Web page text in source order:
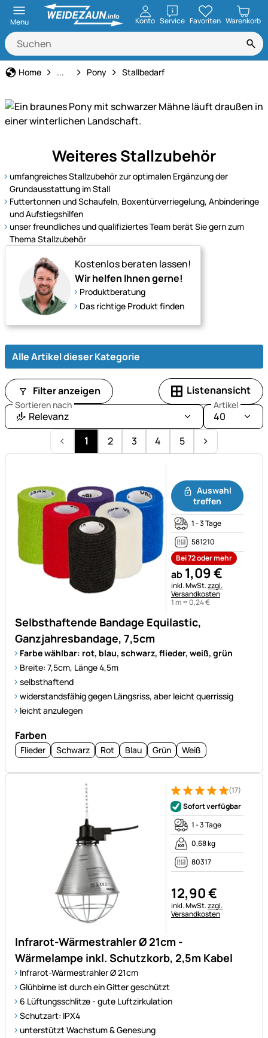
Menu Konto ServiceöffnenFavoriten Warenkorb
Home Tierart
... Pony Stallbedarf
unser
Sortiment
für
Ponys
–
bestens
ausgestattet
Jahreszeit
Wetterlage.
Weiteres Stallzubehör
umfangreiches Stallzubehör zur optimalen Ergänzung der
Grundausstattung im Stall
Futtertonnen und Schaufeln, Boxentürverriegelung, Anbinderinge
und Aufstiegshilfen
unser freundliches und qualifiziertes Team berät Sie gern zum
Thema Stallzubehör
Kostenlos beraten lassen!
Wir helfen Ihnen gerne!
Produktberatung
Das richtige Produkt finden
Alle Artikel dieser Kategorie
Filter anzeigen Listenansicht
Sortieren nach
Relevanz
Artikel
40
1
2 3 4 5
Selbsthaftende Bandage Equilastic,
Ganzjahresbandage, 7,5cm
Farbe wählbar: rot, blau, schwarz, flieder, weiß, grün
Breite: 7,5cm, Länge 4,5m
selbsthaftend
widerstandsfähig gegen Längsriss, aber leicht querrissig
leicht anzulegen
Farben
Flieder Schwarz Rot Blau Grün Weiß
Auswahl
treffen
1 - 3 Tage
581210
Bei 72 oder mehr
ab 1,09€
Steuerhinweis:
inkl. MwSt.zzgl.
Versandkosten
1 m = 0,24€
Infrarot-Wärmestrahler Ø 21cm -
Wärmelampe inkl. Schutzkorb, 2,5m Kabel
Infrarot-Wärmestrahler Ø 21cm
Glühbirne ist durch ein Gitter geschützt
6 Lüftungsschlitze - gute Luftzirkulation
Schutzart: IPX4
unterstützt Wachstum & Genesung
Bewertung: 5 von 5 (17
17 Bewertungen
(17)
Sofort verfügbar
1 - 3 Tage
0,68 kg
80317
12,90€
Steuerhinweis:
inkl. MwSt.zzgl.
Versandkosten